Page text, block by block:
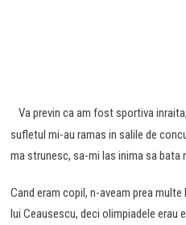
Va previn ca am fost sportiva
sufletul mi-au ramas in salile de
ma strunesc, sa-mi las inima sa
Cand eram copil, n-aveam prea
lui Ceausescu, deci olimpiadele erau